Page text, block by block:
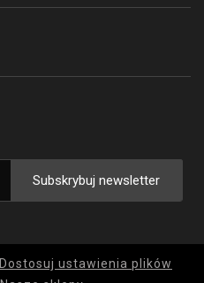
Subskrybuj newsletter
Dostosuj ustawienia plików